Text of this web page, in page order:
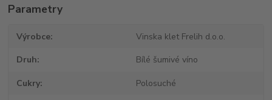
Parametry
Výrobce Vinska klet Frelih d.o.o.
Druh Bílé šumivé víno
Cukry Polosuché